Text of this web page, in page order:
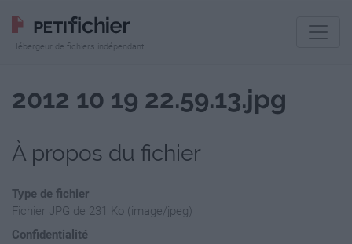
Hébergeur de fichiers indépendant
2012 10 19 22.59.13.jpg
À propos du fichier
Type de fichier
Fichier JPG de 231 Ko (image/jpeg)
Confidentialité